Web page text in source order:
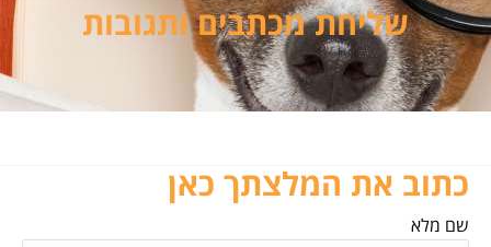
שליחת מכתבים ותגובות
כתוב את המלצתך כאן
שם מלא